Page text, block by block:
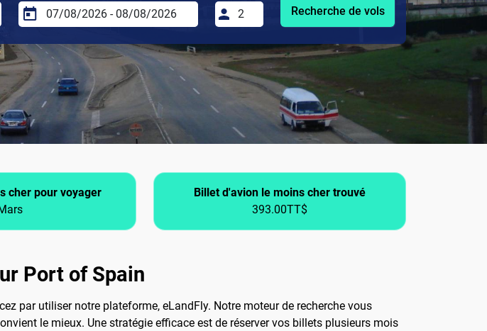
Recherche de vols
cher pour voyager
Billet d'avion le moins cher trouvé
393.00TT$
Port of Spain
par utiliser notre plateforme, eLandFly. Notre moteur de recherche vous
le mieux. Une stratégie efficace est de réserver vos billets plusieurs mois